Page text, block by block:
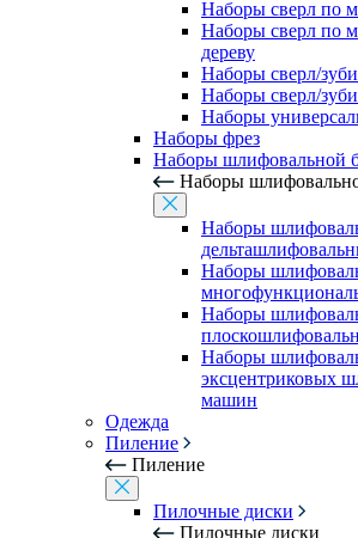
Наборы сверл по
Наборы сверл по
дереву
Наборы сверл/
Наборы сверл/
Наборы
Наборы фрез
Наборы шлифовальной
Наборы
Наборы
Наборы
Наборы
Наборы
эксцентриковых
машин
Одежда
Пиление
Пиление
Пилочные диски
Пилочные диски